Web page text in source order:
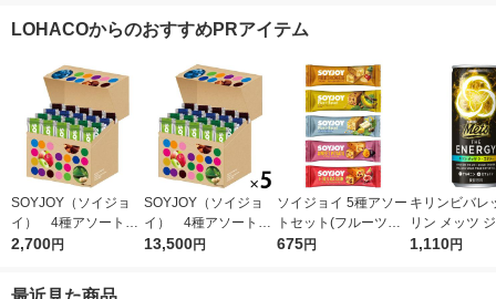
LOHACOからのおすすめPRアイテム
SOYJOY（ソイジョ
イ） 4種アソートセ
ット 1箱（20本入）
2,700円
SOYJOY（ソイジョ
イ） 4種アソート
1セット（1箱（20本
13,500円
ソイジョイ 5種アソー
トセット(フルーツ＆
ベイクドチーズ・バナ
675円
キリンビバレ
リン メッツ
ジー 250ml 1
1,110円